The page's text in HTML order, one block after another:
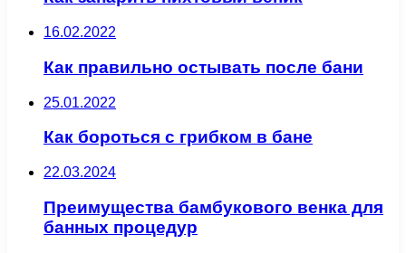
16.02.2022
Как правильно остывать после бани
25.01.2022
Как бороться с грибком в бане
22.03.2024
Преимущества бамбукового венка для
банных процедур